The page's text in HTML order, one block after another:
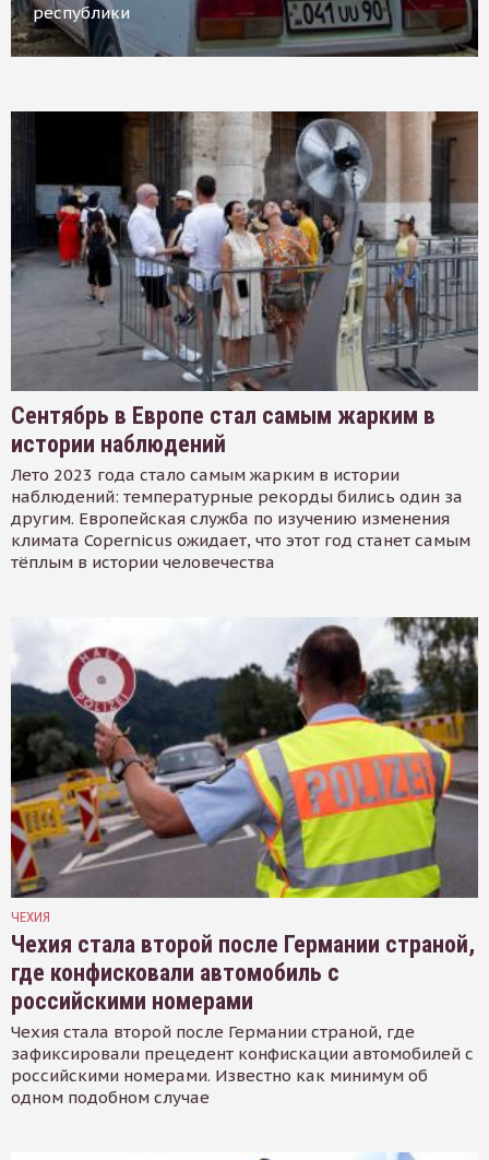
республики
Сентябрь в Европе стал самым жарким в
истории наблюдений
Лето 2023 года стало самым жарким в истории
наблюдений: температурные рекорды бились один за
другим. Европейская служба по изучению изменения
климата Copernicus ожидает, что этот год станет самым
тёплым в истории человечества
ЧЕХИЯ
Чехия стала второй после Германии страной,
где конфисковали автомобиль с
российскими номерами
Чехия стала второй после Германии страной, где
зафиксировали прецедент конфискации автомобилей с
российскими номерами. Известно как минимум об
одном подобном случае